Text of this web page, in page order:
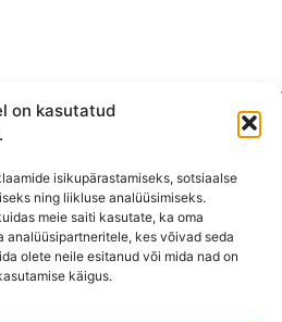
on kasutatud
isikupärastamiseks, sotsiaalse
ning liikluse analüüsimiseks.
meie saiti kasutate, ka oma
analüüsipartneritele, kes võivad seda
olete neile esitanud või mida nad on
käigus.
KONTAKT